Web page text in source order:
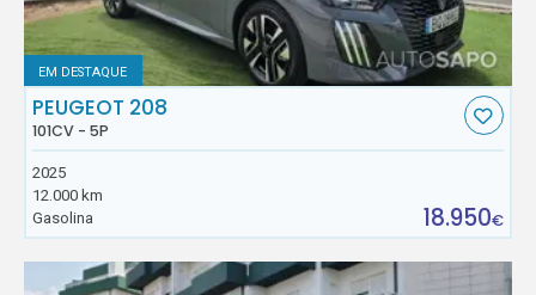
EM DESTAQUE
PEUGEOT 208
101CV - 5P
2025
12.000 km
Gasolina
18.950€